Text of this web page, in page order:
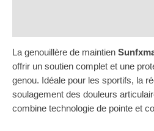
La genouillère de maintien
offrir un soutien complet et une
genou. Idéale pour les sportifs, la
soulagement des douleurs
combine technologie de pointe et